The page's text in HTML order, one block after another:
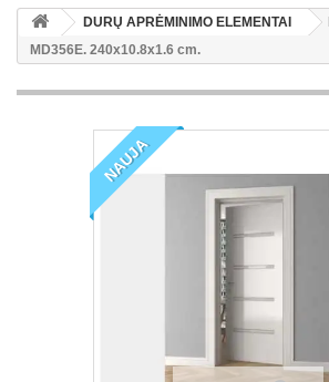
DURŲ APRĖMINIMO ELEMENTAI
MD356E. 240x10.8x1.6 cm.
NAUJA